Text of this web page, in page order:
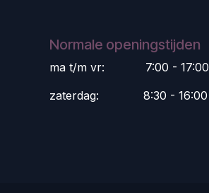
Normale openingstijden
ma t/m vr:
​7:00 - 17:00
zaterdag:
​8:30 - 16:00